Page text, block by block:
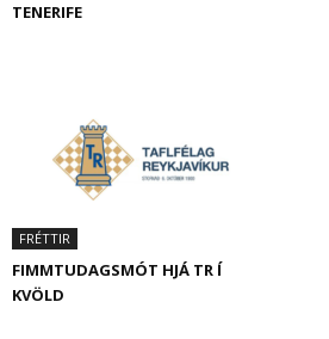
TENERIFE
FRÉTTIR
FIMMTUDAGSMÓT HJÁ TR Í
KVÖLD